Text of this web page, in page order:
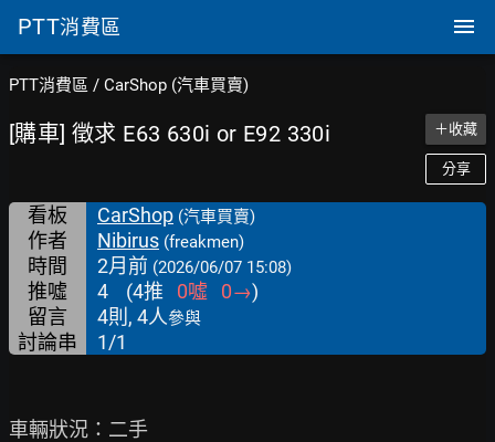
PTT消費區
PTT消費區 / CarShop (汽車買賣)
[購車] 徵求 E63 630i or E92 330i ＋收藏
分享
看板 CarShop (汽車買賣)
作者 Nibirus (freakmen)
時間 2月前 (2026/06/07 15:08)
推噓 4 (4推 0噓 0→)
留言
4則, 4人參與
討論串 1/1
車輛狀況：二手